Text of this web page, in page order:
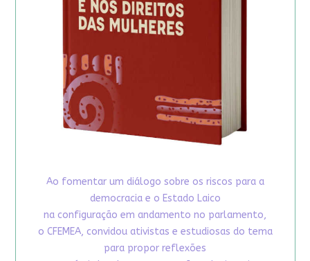
Ao fomentar um diálogo sobre os riscos para a
democracia e o Estado Laico
na configuração em andamento no parlamento,
o CFEMEA, convidou ativistas e estudiosas do tema
para propor reflexões